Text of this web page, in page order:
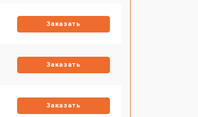
Заказать
Заказать
Заказать